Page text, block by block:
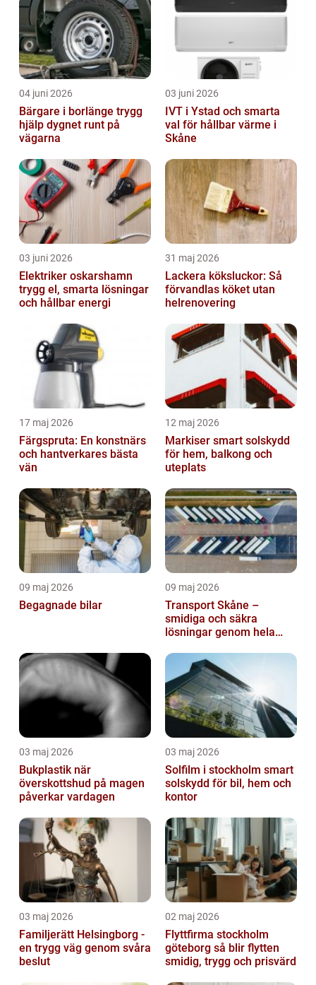
04 juni 2026
Bärgare i borlänge trygg
hjälp dygnet runt på
vägarna
03 juni 2026
IVT i Ystad och smarta
val för hållbar värme i
Skåne
03 juni 2026
Elektriker oskarshamn
trygg el, smarta lösningar
och hållbar energi
31 maj 2026
Lackera köksluckor: Så
förvandlas köket utan
helrenovering
17 maj 2026
Färgspruta: En konstnärs
och hantverkares bästa
vän
12 maj 2026
Markiser smart solskydd
för hem, balkong och
uteplats
09 maj 2026
Begagnade bilar
09 maj 2026
Transport Skåne –
smidiga och säkra
lösningar genom hela
03 maj 2026
Bukplastik när
överskottshud på magen
påverkar vardagen
03 maj 2026
Solfilm i stockholm smart
solskydd för bil, hem och
kontor
03 maj 2026
Familjerätt Helsingborg -
en trygg väg genom svåra
beslut
02 maj 2026
Flyttfirma stockholm
göteborg så blir flytten
smidig, trygg och prisvärd